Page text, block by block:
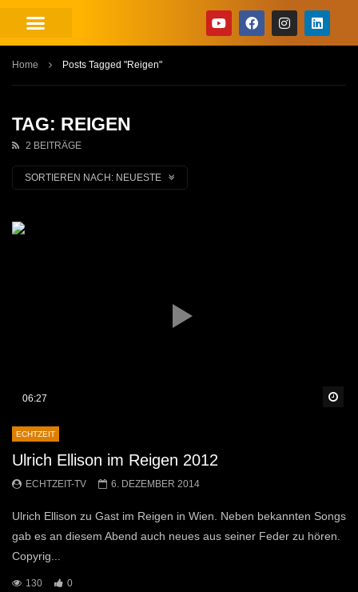
Home Posts Tagged "Reigen"
TAG: REIGEN
2 BEITRÄGE
SORTIEREN NACH: NEUESTE
06:27
ECHTZEIT
Ulrich Ellison im Reigen 2012
ECHTZEIT-TV 6. DEZEMBER 2014
Ulrich Ellison zu Gast im Reigen in Wien. Neben bekannten Songs
gab es an diesem Abend auch neues aus seiner Feder zu hören.
Copyrig...
130 0